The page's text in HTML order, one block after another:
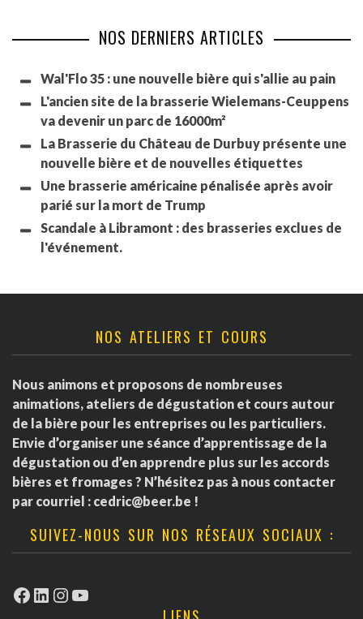
NOS DERNIERS ARTICLES
Wal'Flo 35 : une nouvelle bière qui s'allie au pain
L'ancien site de la brasserie Wielemans-Ceuppens
va devenir un parc de 16000m²
La Brasserie du Château de Durbuy présente une
nouvelle bière et de nouvelles étiquettes
Une brasserie américaine pénalisée après avoir
parié sur la mort de Trump
Scandale à Libramont : des brasseries exclues de
l'événement.
NOS ATELIERS ET COURS
Nous animons et proposons de nombreuses
animations, ateliers de dégustation et cours autour
de la bière pour les entreprises ou les particuliers.
Envie d’organiser une séance d’apprentissage de la
dégustation ou d’en apprendre plus sur les accords
bières et fromages ? N’hésitez pas à nous contacter
par courriel : cedric@beer.be !
SUIVEZ-NOUS SUR NOS RÉSEAUX SOCIAUX :
Facebook
LinkedIn
Instagram
YouTube